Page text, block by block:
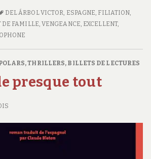
DEL ÁRBOL VICTOR, ESPAGNE, FILIATION,
DE FAMILLE,VENGEANCE, EXCELLENT,
THRILLERS, BILLETS DE LECTURES
presque tout